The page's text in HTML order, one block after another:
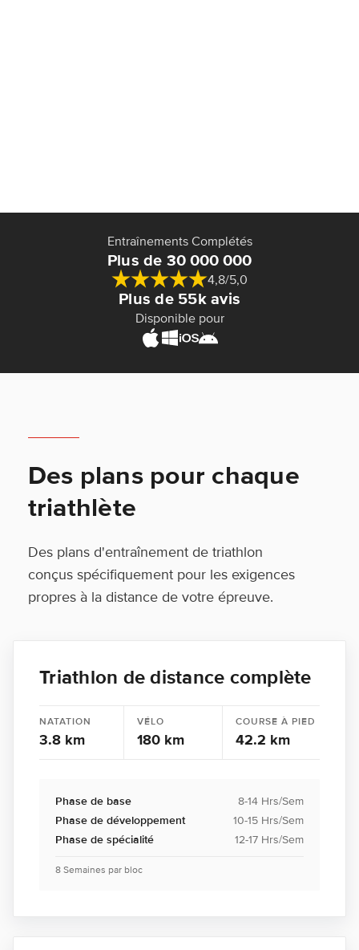
Entraînements Complétés
Plus de 30 000 000
4,8/5,0
Plus de 55k avis
Disponible pour
Des plans pour chaque
triathlète
Des plans d'entraînement de triathlon
conçus spécifiquement pour les exigences
propres à la distance de votre épreuve.
Triathlon de distance complète
NATATION
3.8 km
VÉLO
180 km
COURSE À PIED
42.2 km
Phase de base
8-14 Hrs/Sem
Phase de développement
10-15 Hrs/Sem
Phase de spécialité
12-17 Hrs/Sem
8 Semaines par bloc